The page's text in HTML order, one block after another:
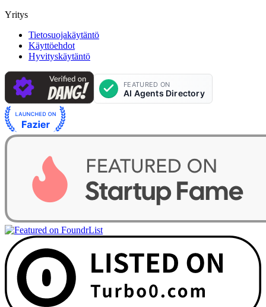
Yritys
Tietosuojakäytäntö
Käyttöehdot
Hyvityskäytäntö